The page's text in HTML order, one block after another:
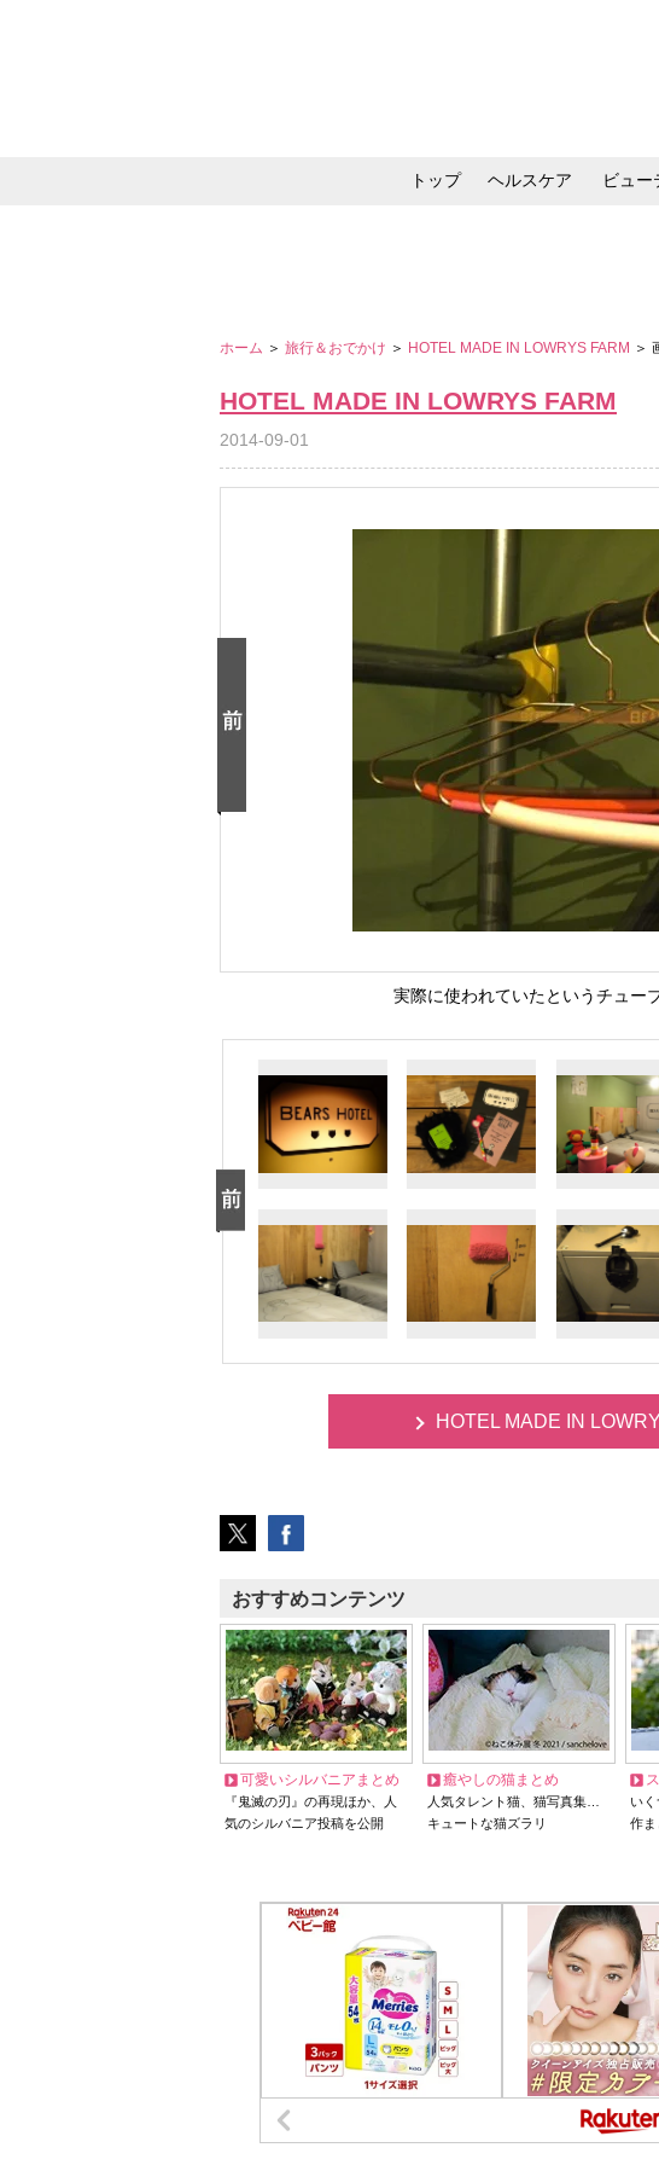
トップ ヘルスケア ビュー
ホーム ＞ 旅行＆おでかけ ＞ HOTEL MADE IN LOWRYS FARM ＞
HOTEL MADE IN LOWRYS FARM
2014-09-01
実際に使われていたというチュー
HOTEL MADE IN
おすすめコンテンツ
可愛いシルバニアまとめ
『鬼滅の刃』の再現ほか、人
気のシルバニア投稿を公開
癒やしの猫まとめ
人気タレント猫、猫写真集…
キュートな猫ズラリ
い
作ま